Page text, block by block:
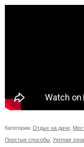
Категории: Отдых на даче
Простые способы Уютная зона